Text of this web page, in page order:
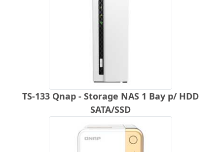
TS-133 Qnap - Storage NAS 1 Bay p/ HDD
SATA/SSD